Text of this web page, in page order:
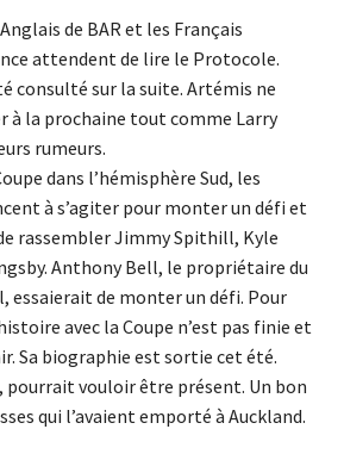
de BAR et les Français
attendent de lire le Protocole.
consulté sur la suite. Artémis ne
à la prochaine tout comme Larry
rumeurs.
dans l’hémisphère Sud, les
à s’agiter pour monter un défi et
rassembler Jimmy Spithill, Kyle
Anthony Bell, le propriétaire du
essaierait de monter un défi. Pour
avec la Coupe n’est pas finie et
Sa biographie est sortie cet été.
pourrait vouloir être présent. Un bon
qui l’avaient emporté à Auckland.